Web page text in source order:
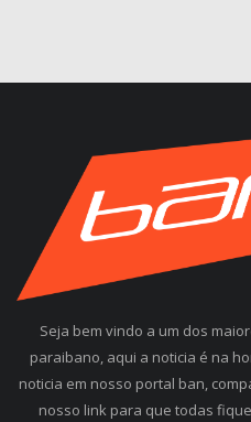
Seja bem vindo a um dos
paraibano, aqui a noticia é na
noticia em nosso portal ban,
nosso link para que todas